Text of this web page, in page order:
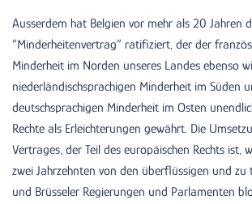
Ausserdem hat Belgien vor mehr als 20 Jahren
“Minderheitenvertrag” ratifiziert, der der
Minderheit im Norden unseres Landes ebenso
niederländischsprachigen Minderheit im Süden
deutschsprachigen Minderheit im Osten
Rechte als Erleichterungen gewährt. Die
Vertrages, der Teil des europäischen Rechts ist,
zwei Jahrzehnten von den überflüssigen und zu
und Brüsseler Regierungen und Parlamenten